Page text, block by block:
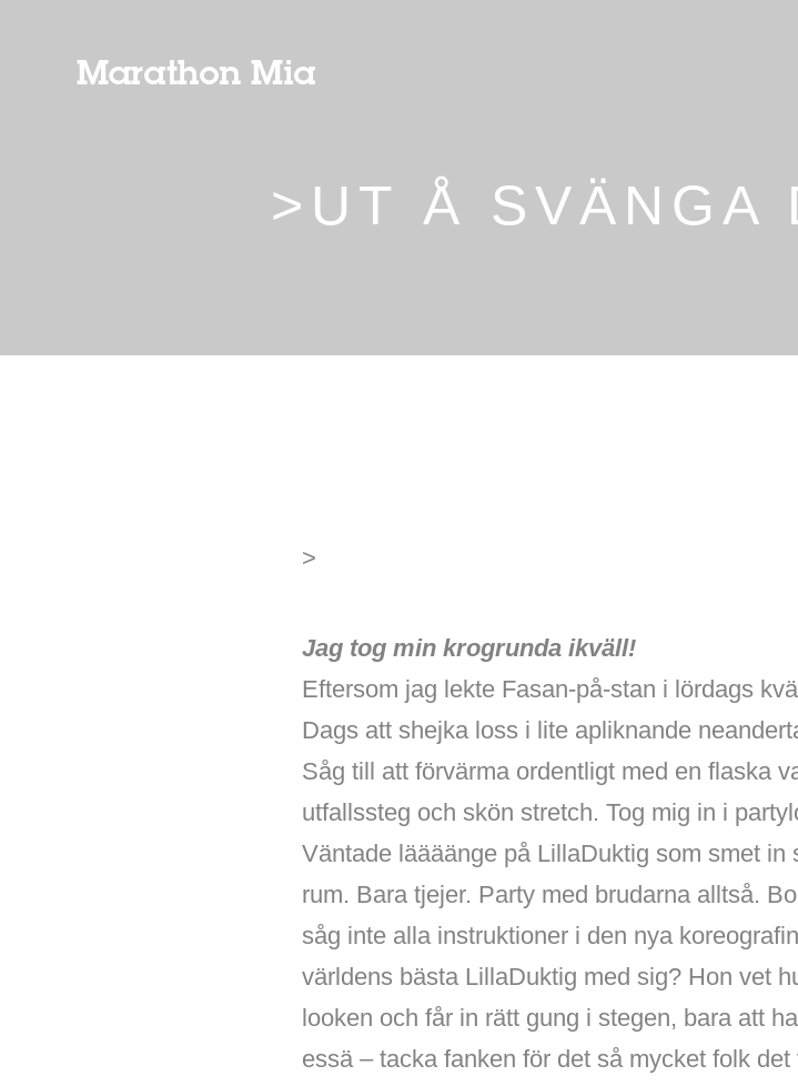
>UT Å SVÄNGA
>
Jag tog min krogrunda ikväll!
Eftersom jag lekte Fasan-på-stan i lördags
Dags att shejka loss i lite apliknande
Såg till att förvärma ordentligt med en flaska
utfallssteg och skön stretch. Tog mig in i
Väntade läääänge på LillaDuktig som smet
rum. Bara tjejer. Party med brudarna alltså.
såg inte alla instruktioner i den nya
världens bästa LillaDuktig med sig? Hon vet
looken och får in rätt gung i stegen, bara att
essä – tacka fanken för det så mycket folk